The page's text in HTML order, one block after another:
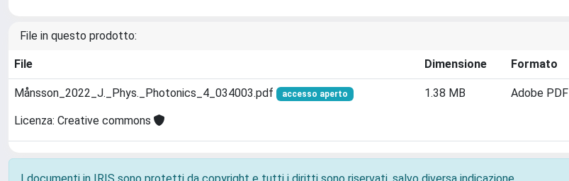
File in questo prodotto:
File Dimensione Formato
Månsson_2022_J._Phys._Photonics_4_034003.pdf accesso aperto
Licenza: Creative commons
1.38 MB Adobe PDF